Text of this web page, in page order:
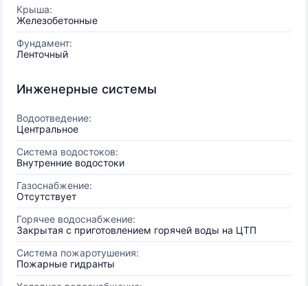
Крыша:
Железобетонные
Фундамент:
Ленточный
Инженерные системы
Водоотведение:
Центральное
Система водостоков:
Внутренние водостоки
Газоснабжение:
Отсутствует
Горячее водоснабжение:
Закрытая с приготовлением горячей воды на ЦТП
Система пожаротушения:
Пожарные гидранты